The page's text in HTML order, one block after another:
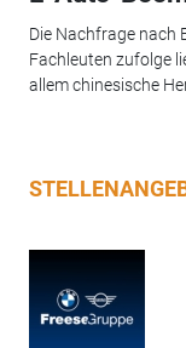
Die Nachfrage nach
Fachleuten zufolge
allem chinesische